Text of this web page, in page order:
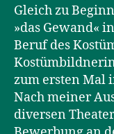
Gleich zu
»das Gewand«
Beruf des
zum ersten Mal
Nach meiner
diversen